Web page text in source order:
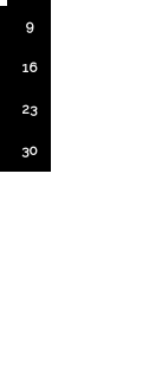
9
16
23
30